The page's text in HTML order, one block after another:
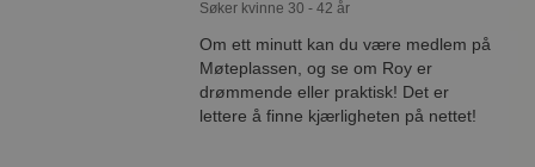
Søker kvinne 30 - 42 år
Om ett minutt kan du være medlem på
Møteplassen, og se om Roy er
drømmende eller praktisk! Det er
lettere å finne kjærligheten på nettet!